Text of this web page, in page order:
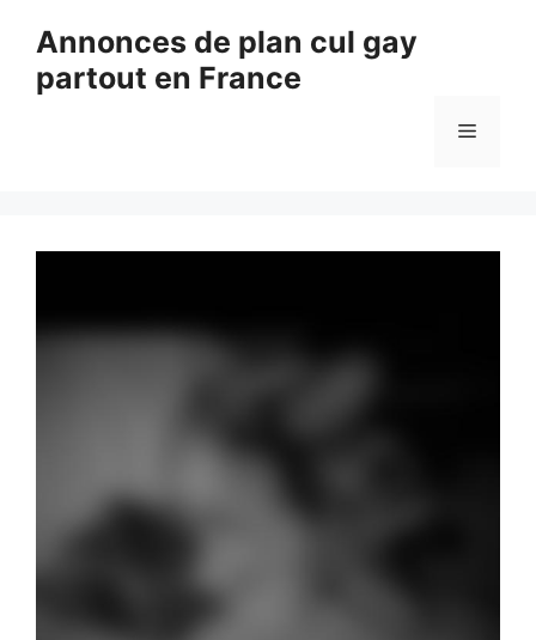
contenu
Annonces de plan cul gay
partout en France
Menu